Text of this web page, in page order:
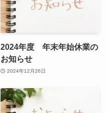
2024年度 年末年始休業の
お知らせ
2024年12月26日